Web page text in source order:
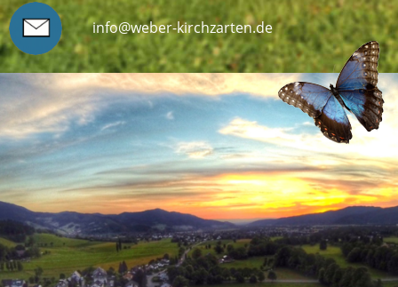
info@weber-kirchzarten.de